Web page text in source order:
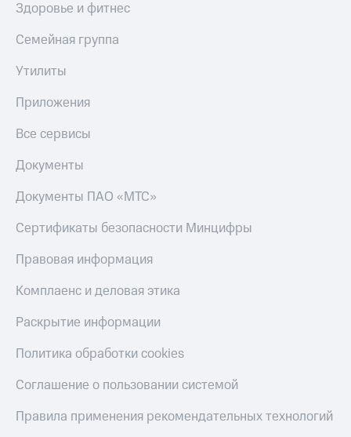
Здоровье и фитнес
Семейная группа
Утилиты
Приложения
Все сервисы
Документы
Документы ПАО «МТС»
Сертификаты безопасности Минцифры
Правовая информация
Комплаенс и деловая этика
Раскрытие информации
Политика обработки cookies
Соглашение о пользовании системой
Правила применения рекомендательных технологий